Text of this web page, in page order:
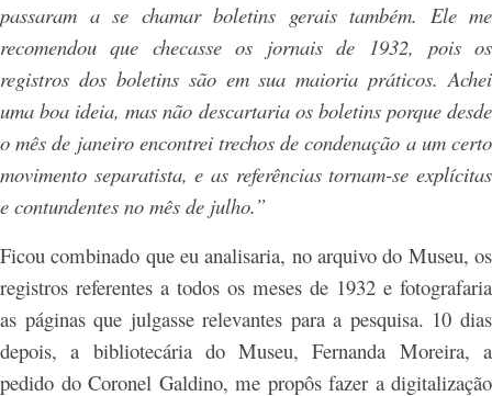
passaram a se chamar boletins gerais também. Ele me
recomendou que checasse os jornais de 1932, pois os
registros dos boletins são em sua maioria práticos. Achei
uma boa ideia, mas não descartaria os boletins porque desde
o mês de janeiro encontrei trechos de condenação a um certo
movimento separatista, e as referências tornam-se explícitas
e contundentes no mês de julho.”
Ficou combinado que eu analisaria, no arquivo do Museu, os
registros referentes a todos os meses de 1932 e fotografaria
as páginas que julgasse relevantes para a pesquisa. 10 dias
depois, a bibliotecária do Museu, Fernanda Moreira, a
pedido do Coronel Galdino, me propôs fazer a digitalização